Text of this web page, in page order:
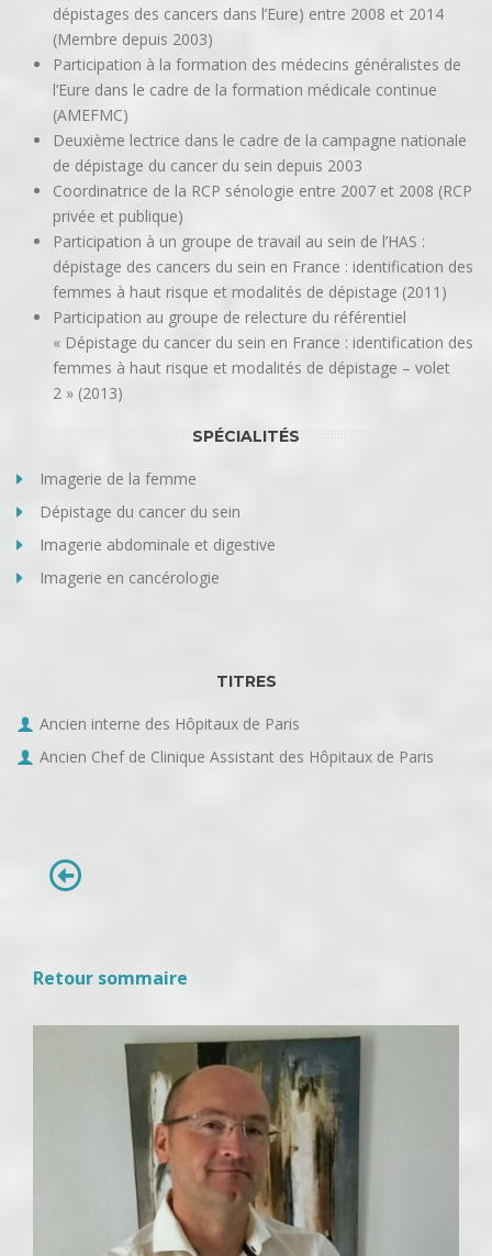
dépistages des cancers dans l’Eure) entre 2008 et 2014
(Membre depuis 2003)
Participation à la formation des médecins généralistes de
l’Eure dans le cadre de la formation médicale continue
(AMEFMC)
Deuxième lectrice dans le cadre de la campagne nationale
de dépistage du cancer du sein depuis 2003
Coordinatrice de la RCP sénologie entre 2007 et 2008 (RCP
privée et publique)
Participation à un groupe de travail au sein de l’HAS :
dépistage des cancers du sein en France : identification des
femmes à haut risque et modalités de dépistage (2011)
Participation au groupe de relecture du référentiel
« Dépistage du cancer du sein en France : identification des
femmes à haut risque et modalités de dépistage – volet
2 » (2013)
SPÉCIALITÉS
Imagerie de la femme
Dépistage du cancer du sein
Imagerie abdominale et digestive
Imagerie en cancérologie
TITRES
Ancien interne des Hôpitaux de Paris
Ancien Chef de Clinique Assistant des Hôpitaux de Paris
Retour sommaire